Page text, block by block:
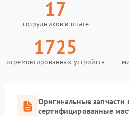
17
сотрудников в штате
1725
отремонтированных устройств
Оригинальные запчасти
сертифицированные